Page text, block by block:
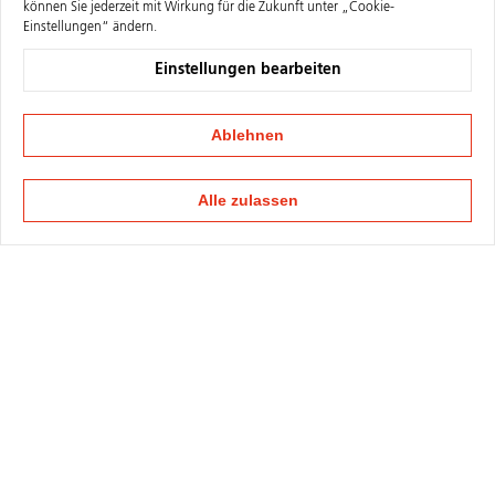
können Sie jederzeit mit Wirkung für die Zukunft unter „Cookie-
Einstellungen“ ändern.
Einstellungen bearbeiten
Ablehnen
Alle zulassen